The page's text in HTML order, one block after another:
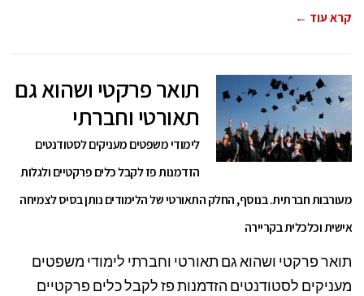
קרא עוד ←
תואר פרקטי ושהוא גם
תאורטי וחברתי
לימודי משפטים מעניקים לסטודנטים
הזדמנות פז לקבל כלים פרקטיים ולגלות
מעורבות חברתית. בנוסף, החלק התאורטי של הלימודים נותן בסיס לצמיחה
אישית וכלכלית בקריירה
תואר פרקטי ושהוא גם תאורטי וחברתי לימודי משפטים
מעניקים לסטודנטים הזדמנות פז לקבל כלים פרקטיים